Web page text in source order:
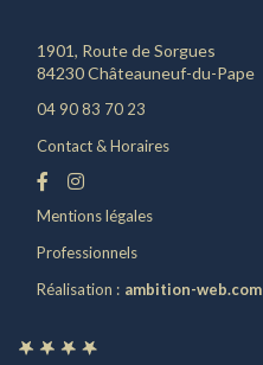
1901, Route de Sorgues
84230 Châteauneuf-du-Pape
04 90 83 70 23
Contact & Horaires
Mentions légales
Professionnels
Réalisation : ambition-web.com